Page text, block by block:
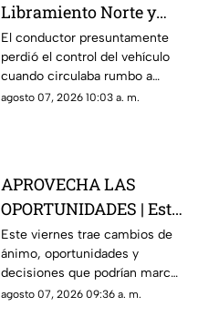
Libramiento Norte y
termina contra un
puesto de fresas
El conductor presuntamente
perdió el control del vehículo
cuando circulaba rumbo a
Salamanca y terminó dentro de
agosto 07, 2026 10:03 a. m.
APROVECHA LAS
OPORTUNIDADES | Este
es el horóscopo de hoy
viernes 7 de agosto
Este viernes trae cambios de
ánimo, oportunidades y
decisiones que podrían marcar
el rumbo del fin de semana.
agosto 07, 2026 09:36 a. m.